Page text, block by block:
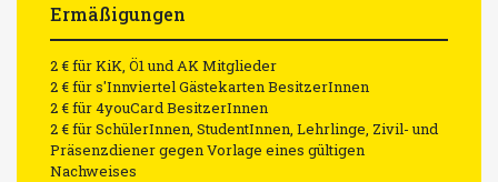
Ermäßigungen
2 € für KiK, Ö1 und AK Mitglieder
2 € für s'Innviertel Gästekarten BesitzerInnen
2 € für 4youCard BesitzerInnen
2 € für SchülerInnen, StudentInnen, Lehrlinge, Zivil- und
Präsenzdiener gegen Vorlage eines gültigen
Nachweises